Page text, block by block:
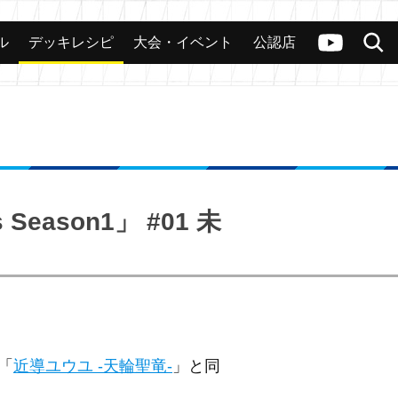
ヴァンガードch
検索
カード 大会 公認店舗 その他
デッキレシピ 大会・イベント 公認店
」 #01 未
近導ユウユ -天輪聖竜- 」と同